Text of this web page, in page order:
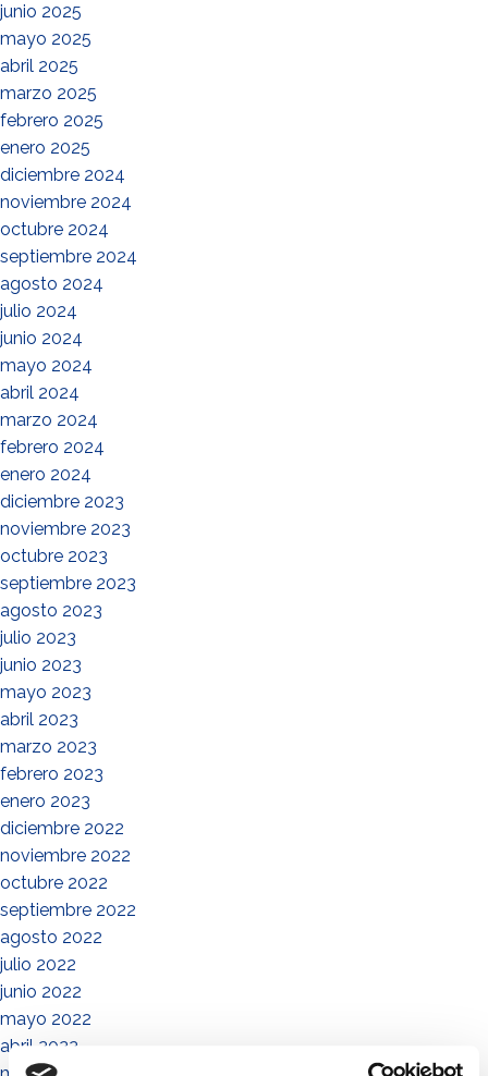
junio 2025
mayo 2025
abril 2025
marzo 2025
febrero 2025
enero 2025
diciembre 2024
noviembre 2024
octubre 2024
septiembre 2024
agosto 2024
julio 2024
junio 2024
mayo 2024
abril 2024
marzo 2024
febrero 2024
enero 2024
diciembre 2023
noviembre 2023
octubre 2023
septiembre 2023
agosto 2023
julio 2023
junio 2023
mayo 2023
abril 2023
marzo 2023
febrero 2023
enero 2023
diciembre 2022
noviembre 2022
octubre 2022
septiembre 2022
agosto 2022
julio 2022
junio 2022
mayo 2022
abril 2022